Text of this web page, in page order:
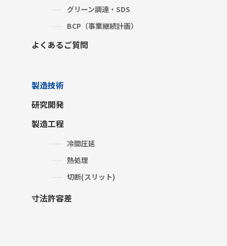
グリーン調達・SDS
BCP（事業継続計画）
よくあるご質問
製造技術
研究開発
製造工程
冷間圧延
熱処理
切断(スリット)
寸法許容差